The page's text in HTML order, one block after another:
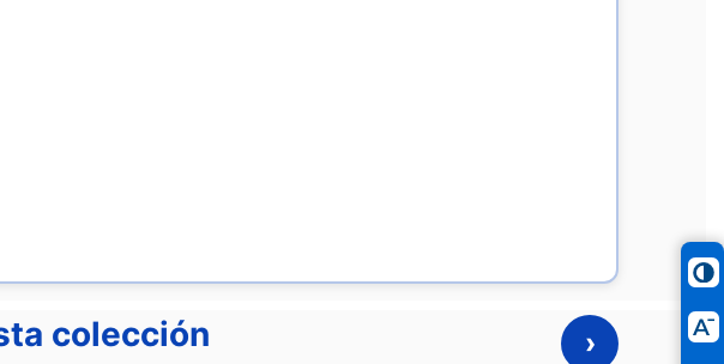
colección ›